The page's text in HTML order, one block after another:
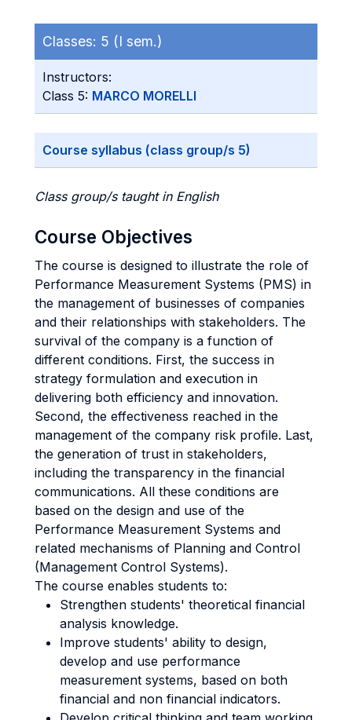
Classes: 5 (I sem.)
Instructors:
Class 5: MARCO MORELLI
Course syllabus (class group/s 5)
Class group/s taught in English
Course Objectives
The course is designed to illustrate the role of
Performance Measurement Systems (PMS) in
the management of businesses of companies
and their relationships with stakeholders. The
survival of the company is a function of
different conditions. First, the success in
strategy formulation and execution in
delivering both efficiency and innovation.
Second, the effectiveness reached in the
management of the company risk profile. Last,
the generation of trust in stakeholders,
including the transparency in the financial
communications. All these conditions are
based on the design and use of the
Performance Measurement Systems and
related mechanisms of Planning and Control
(Management Control Systems).
The course enables students to:
Strengthen students' theoretical financial
analysis knowledge.
Improve students' ability to design,
develop and use performance
measurement systems, based on both
financial and non financial indicators.